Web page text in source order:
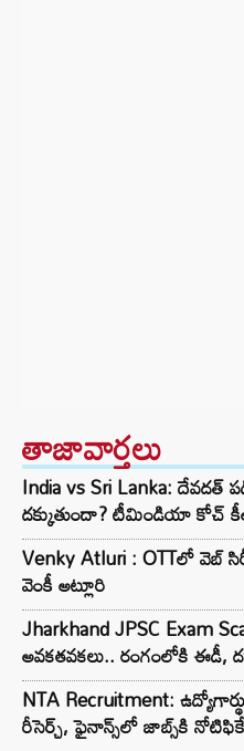
తాజావార్తలు
India vs Sri Lanka: దేవదత్
దక్కుతుందా? టీమిండియా కోచ్
Venky Atluri : OTTలో
వెంకీ అట్లూరి
Jharkhand JPSC Exam
అవకతవకలు.. రంగంలోకి ఈడీ,
NTA Recruitment:
రీసెర్చ్‌, ఫైనాన్స్‌లో జాబ్స్‌కి